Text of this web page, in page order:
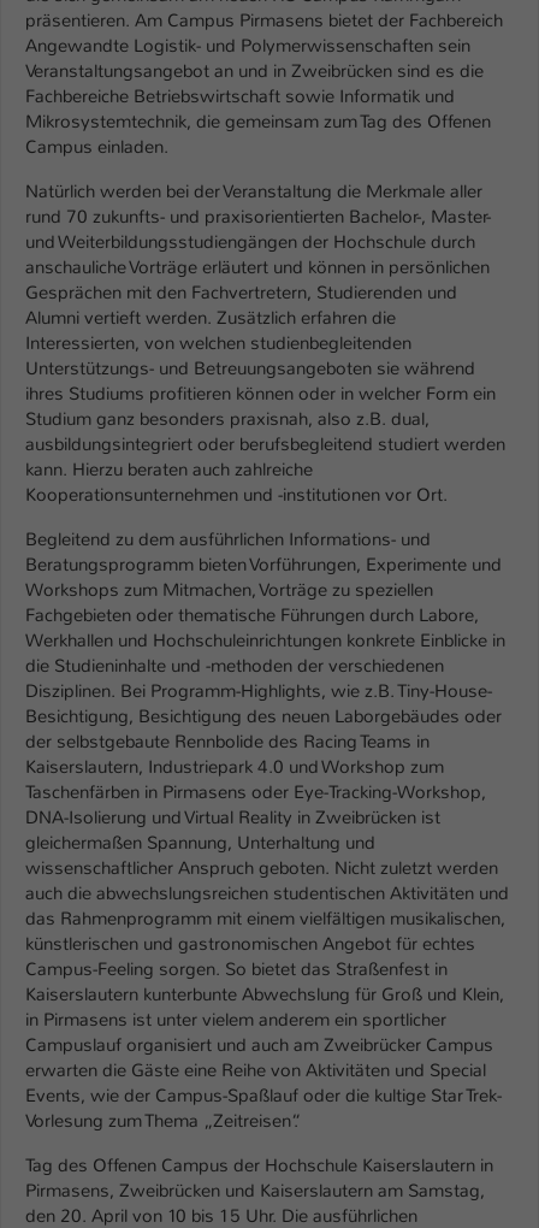
präsentieren. Am Campus Pirmasens bietet der Fachbereich
Angewandte Logistik- und Polymerwissenschaften sein
Veranstaltungsangebot an und in Zweibrücken sind es die
Fachbereiche Betriebswirtschaft sowie Informatik und
Mikrosystemtechnik, die gemeinsam zum Tag des Offenen
Campus einladen.
Natürlich werden bei der Veranstaltung die Merkmale aller
rund 70 zukunfts- und praxisorientierten Bachelor-, Master-
und Weiterbildungsstudiengängen der Hochschule durch
anschauliche Vorträge erläutert und können in persönlichen
Gesprächen mit den Fachvertretern, Studierenden und
Alumni vertieft werden. Zusätzlich erfahren die
Interessierten, von welchen studienbegleitenden
Unterstützungs- und Betreuungsangeboten sie während
ihres Studiums profitieren können oder in welcher Form ein
Studium ganz besonders praxisnah, also z.B. dual,
ausbildungsintegriert oder berufsbegleitend studiert werden
kann. Hierzu beraten auch zahlreiche
Kooperationsunternehmen und -institutionen vor Ort.
Begleitend zu dem ausführlichen Informations- und
Beratungsprogramm bieten Vorführungen, Experimente und
Workshops zum Mitmachen, Vorträge zu speziellen
Fachgebieten oder thematische Führungen durch Labore,
Werkhallen und Hochschuleinrichtungen konkrete Einblicke in
die Studieninhalte und -methoden der verschiedenen
Disziplinen. Bei Programm-Highlights, wie z.B. Tiny-House-
Besichtigung, Besichtigung des neuen Laborgebäudes oder
der selbstgebaute Rennbolide des Racing Teams in
Kaiserslautern, Industriepark 4.0 und Workshop zum
Taschenfärben in Pirmasens oder Eye-Tracking-Workshop,
DNA-Isolierung und Virtual Reality in Zweibrücken ist
gleichermaßen Spannung, Unterhaltung und
wissenschaftlicher Anspruch geboten. Nicht zuletzt werden
auch die abwechslungsreichen studentischen Aktivitäten und
das Rahmenprogramm mit einem vielfältigen musikalischen,
künstlerischen und gastronomischen Angebot für echtes
Campus-Feeling sorgen. So bietet das Straßenfest in
Kaiserslautern kunterbunte Abwechslung für Groß und Klein,
in Pirmasens ist unter vielem anderem ein sportlicher
Campuslauf organisiert und auch am Zweibrücker Campus
erwarten die Gäste eine Reihe von Aktivitäten und Special
Events, wie der Campus-Spaßlauf oder die kultige Star Trek-
Vorlesung zum Thema „Zeitreisen“.
Tag des Offenen Campus der Hochschule Kaiserslautern in
Pirmasens, Zweibrücken und Kaiserslautern am Samstag,
den 20. April von 10 bis 15 Uhr. Die ausführlichen
Zweck
Einstellungen. Unter anderem eine zufällig
generierte ID, für die historische
Speicherung Ihrer vorgenommen
Einstellungen, falls der Webseiten-
Betreiber dies eingestellt hat.
Name fe_typo_user / PHPSESSID
Anbieter TYPO3
Laufzeit 1 Woche
Zweck
Dieses Cookie ist ein Standard-Session-
Cookie von TYPO3. Es speichert im Fall
eines Intranet-Logins die Session-ID. So
kann der eingeloggte Benutzer
wiedererkannt werden und es wird ihm
Zugang zu geschützten Bereichen
gewährt.
Name be_typo_user
Anbieter TYPO3
Laufzeit 1 Tag
Zweck
Dieser Cookie teilt der Webseite mit, ob
ein Besucher im Typo3-Backend
angemeldet ist und Rechte besitzt diese
zu verwalten.